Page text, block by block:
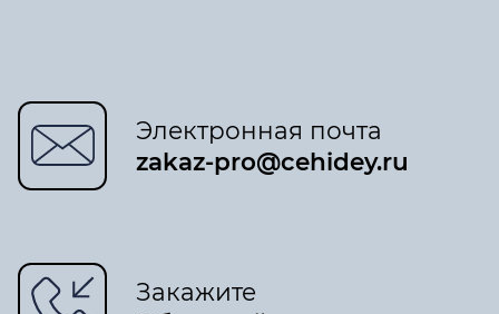
Электронная почта
zakaz-pro@cehidey.ru
Закажите